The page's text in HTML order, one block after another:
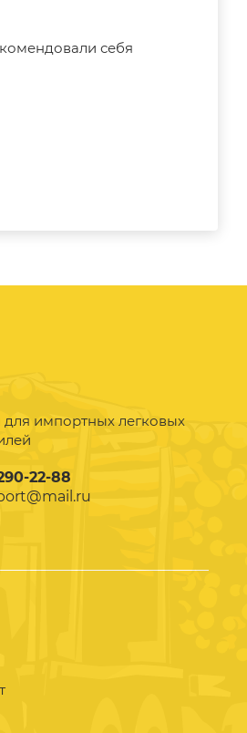
себя
для импортных легковых
22-88